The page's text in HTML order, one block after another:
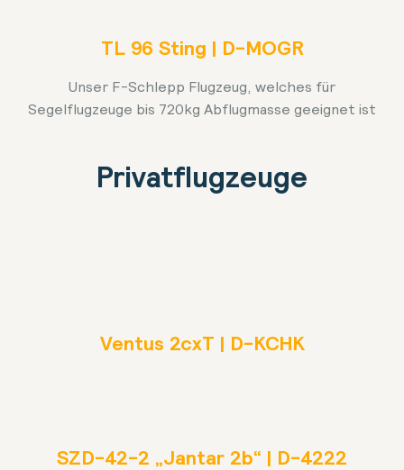
TL 96 Sting | D-MOGR
Unser F-Schlepp Flugzeug, welches für
Segelflugzeuge bis 720kg Abflugmasse geeignet ist
Privatflugzeuge
Ventus 2cxT | D-KCHK
SZD-42-2 „Jantar 2b“ | D-4222